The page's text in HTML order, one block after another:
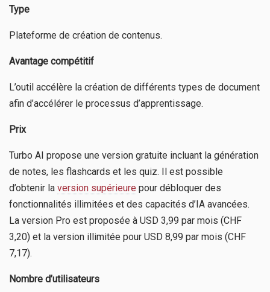
Type
Plateforme de création de contenus.
Avantage compétitif
L’outil accélère la création de différents types de document
afin d’accélérer le processus d’apprentissage.
Prix
Turbo AI propose une version gratuite incluant la génération
de notes, les flashcards et les quiz. Il est possible
d’obtenir la version supérieure pour débloquer des
fonctionnalités illimitées et des capacités d’IA avancées.
La version Pro est proposée à USD 3,99 par mois (CHF
3,20) et la version illimitée pour USD 8,99 par mois (CHF
7,17).
Nombre d’utilisateurs